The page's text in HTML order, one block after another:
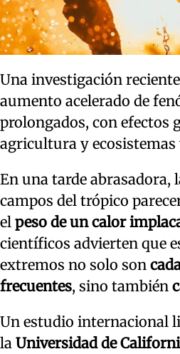
Una investigación
aumento acelerado de
prolongados, con efectos
agricultura y ecosistemas
En una tarde abrasadora,
campos del trópico
el peso de un calor
científicos advierten que
extremos no solo son
frecuentes, sino también
Un estudio internacional
la Universidad de